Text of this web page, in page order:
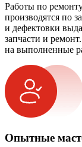
Работы по
производятся по
и дефектовки
запчасти и
на выполненные
Опытные